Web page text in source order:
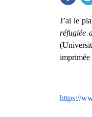
J’ai le
réfugiée
imprimée
https://